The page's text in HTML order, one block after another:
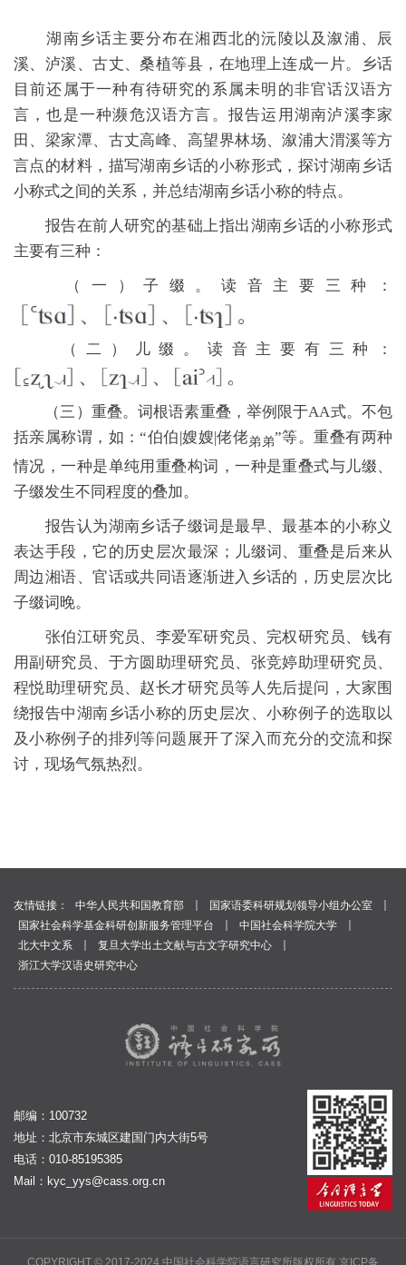
湖南乡话主要分布在湘西北的沅陵以及溆浦、辰
溪、泸溪、古丈、桑植等县，在地理上连成一片。乡话
目前还属于一种有待研究的系属未明的非官话汉语方
言，也是一种濒危汉语方言。报告运用湖南泸溪李家
田、梁家潭、古丈高峰、高望界林场、溆浦大渭溪等方
言点的材料，描写湖南乡话的小称形式，探讨湖南乡话
小称式之间的关系，并总结湖南乡话小称的特点。
报告在前人研究的基础上指出湖南乡话的小称形式
主要有三种：
（一）子缀。读音主要三种：
（二）儿缀。读音主要有三种：
（三）重叠。词根语素重叠，举例限于AA式。不包
括亲属称谓，如：“伯伯|嫂嫂|佬佬弟弟”等。重叠有两种
情况，一种是单纯用重叠构词，一种是重叠式与儿缀、
子缀发生不同程度的叠加。
报告认为湖南乡话子缀词是最早、最基本的小称义
表达手段，它的历史层次最深；儿缀词、重叠是后来从
周边湘语、官话或共同语逐渐进入乡话的，历史层次比
子缀词晚。
张伯江研究员、李爱军研究员、完权研究员、钱有
用副研究员、于方圆助理研究员、张竞婷助理研究员、
程悦助理研究员、赵长才研究员等人先后提问，大家围
绕报告中湖南乡话小称的历史层次、小称例子的选取以
及小称例子的排列等问题展开了深入而充分的交流和探
讨，现场气氛热烈。
友情链接： 中华人民共和国教育部 国家语委科研规划领导小组办公室
国家社会科学基金科研创新服务管理平台
中国社会科学院大学
北大中文系
复旦大学出土文献与古文字研究中心
浙江大学汉语史研究中心
邮编：100732
地址：北京市东城区建国门内大街5号
电话：010-85195385
Mail： kyc_yys@cass.org.cn